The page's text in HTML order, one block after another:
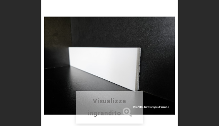
Visualizza
ingrandito